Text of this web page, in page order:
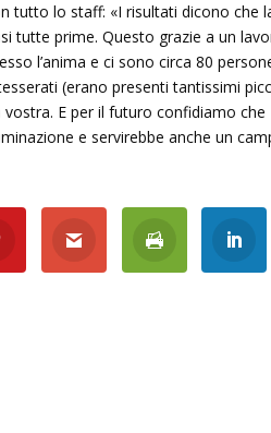
tutto lo staff: «I risultati dicono che
tutte prime. Questo grazie a un
l’anima e ci sono circa 80
(erano presenti tantissimi
E per il futuro confidiamo che
e servirebbe anche un